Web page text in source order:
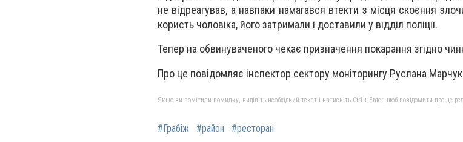
не відреагував, а навпаки намагався втекти з місця скоєння
користь чоловіка, його затримали і доставили у відділ поліції.
Тепер на обвинуваченого чекає призначення покарання згідно
Про це повідомляє інспектор сектору моніторингу Руслана
Якщо ви помітили помилку, виділіть необхідний текст і натисніть Ctrl + Enter, щоб повідомити про це
#Грабіж #район #ресторан